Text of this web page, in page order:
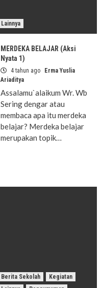
Lainnya
MERDEKA BELAJAR (Aksi
Nyata 1)
4 tahun ago
Erma Yuslia
Ariaditya
Assalamu`alaikum Wr. Wb
Sering dengar atau
membaca apa itu merdeka
belajar? Merdeka belajar
merupakan topik…
Berita Sekolah
Kegiatan